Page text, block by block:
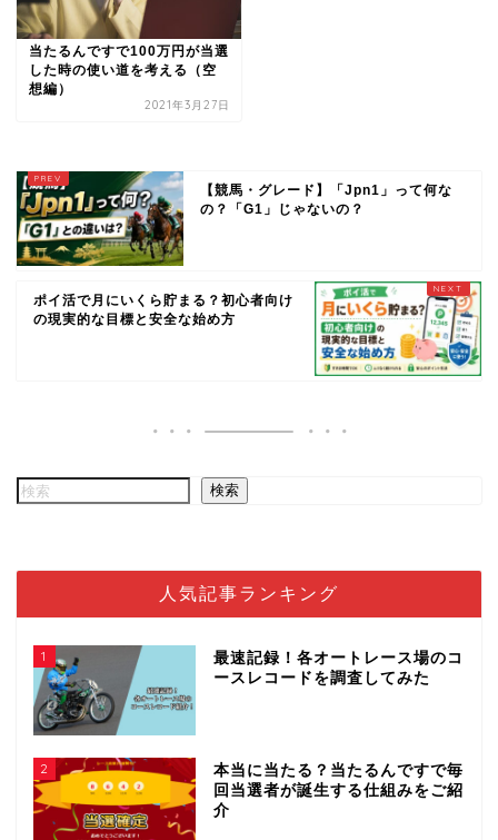
当たるんですで100万円が当選
した時の使い道を考える（空
想編）
2021年3月27日
【競馬・グレード】「Jpn1」って何な
の？「G1」じゃないの？
ポイ活で月にいくら貯まる？初心者向け
の現実的な目標と安全な始め方
検索
人気記事ランキング
1
最速記録！各オートレース場のコ
ースレコードを調査してみた
2
本当に当たる？当たるんですで毎
回当選者が誕生する仕組みをご紹
介